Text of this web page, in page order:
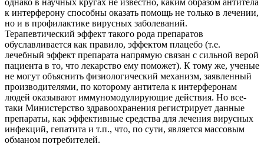
однако в научных кругах не известно, каким образом антитела
к интерферону способны оказать помощь не только в лечении,
но и в профилактике вирусных заболеваний.
Терапевтический эффект такого рода препаратов
обуславливается как правило, эффектом плацебо (т.е.
лечебный эффект препарата напрямую связан с сильной верой
пациента в то, что лекарство ему поможет). К тому же, ученые
не могут объяснить физиологический механизм, заявленный
производителями, по которому антитела к интерферонам
людей оказывают иммуномодулирующие действия. Но все-
таки Министерство здравоохранения регистрирует данные
препараты, как эффективные средства для лечения вирусных
инфекций, гепатита и т.п., что, по сути, является массовым
обманом потребителей.